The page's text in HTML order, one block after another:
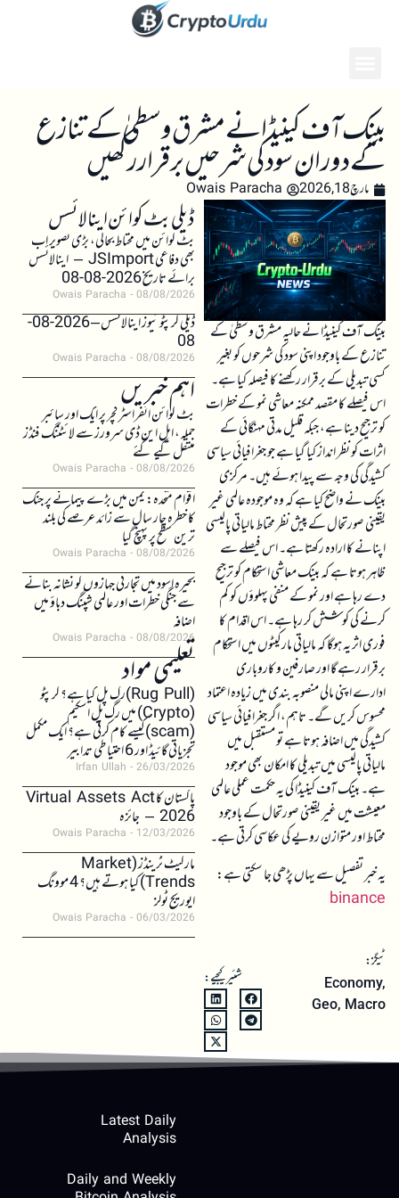
بینک آف کینیڈا نے مشرق وسطیٰ کے تنازع
کے دوران سود کی شرحیں برقرار رکھیں
مارچ 18, 2026 Owais Paracha
بینک آف کینیڈا نے حالیہ مشرق وسطیٰ کے
تنازع کے باوجود اپنی سود کی شرحوں کو بغیر
کسی تبدیلی کے برقرار رکھنے کا فیصلہ کیا ہے۔
اس فیصلے کا مقصد ممکنہ معاشی نمو کے خطرات
کو ترجیح دینا ہے، جبکہ قلیل مدتی مہنگائی کے
اثرات کو نظر انداز کیا گیا ہے جو جغرافیائی سیاسی
کشیدگی کی وجہ سے پیدا ہوئے ہیں۔ مرکزی
بینک نے واضح کیا ہے کہ وہ موجودہ عالمی غیر
یقینی صورتحال کے پیش نظر محتاط مالیاتی پالیسی
اپنانے کا ارادہ رکھتا ہے۔ اس فیصلے سے
ظاہر ہوتا ہے کہ بینک معاشی استحکام کو ترجیح
دے رہا ہے اور نمو کے منفی پہلوؤں کو کم
کرنے کی کوشش کر رہا ہے۔ اس اقدام کا
فوری اثر یہ ہوگا کہ مالیاتی مارکیٹوں میں استحکام
برقرار رہے گا اور صارفین و کاروباری
ادارے اپنی مالی منصوبہ بندی میں زیادہ اعتماد
محسوس کریں گے۔ تاہم، اگر جغرافیائی سیاسی
کشیدگی میں اضافہ ہوتا ہے تو مستقبل میں
مالیاتی پالیسی میں تبدیلی کا امکان بھی موجود
ہے۔ بینک آف کینیڈا کی یہ حکمت عملی عالمی
معیشت میں غیر یقینی صورتحال کے باوجود
محتاط اور متوازن رویے کی عکاسی کرتی ہے۔
یہ خبر تفصیل سے یہاں پڑھی جا سکتی ہے:
binance
ٹیگز:
Economy,
Geo, Macro
شئیر کیجیے:
ڈیلی بٹ کوائن اینالائسس
بٹ کوائن میں محتاط بحالی، بڑی تصویر اب
بھی دفاعی JSImport – اینالائسس
برائے تاریخ 2026-08-08
Owais Paracha 08/08/2026
ڈیلی کرپٹو نیوز اینالائسس – 2026-08-
08
Owais Paracha 08/08/2026
اہم خبریں
بٹ کوائن انفراسٹرکچر پر ایک اور سائبر
حملہ، ایل این ڈی سرورز سے لائٹننگ فنڈز
منتقل کیے گئے
Owais Paracha 08/08/2026
اقوام متحدہ: یمن میں بڑے پیمانے پر جنگ
کا خطرہ چار سال سے زائد عرصے کی بلند
ترین سطح پر پہنچ گیا
Owais Paracha 08/08/2026
بحیرہ اسود میں تجارتی جہازوں کو نشانہ بنانے
سے جنگی خطرات اور عالمی شپنگ دباؤ میں
اضافہ
Owais Paracha 08/08/2026
تعلیمی مواد(Rug Pull)رگ پل کیا ہے؟ کرپٹو
(Crypto) میں رگ پل اسکیم
(scam)کیسے کام کرتی ہے؟ ایک مکمل
تجزیاتی گائیڈ اور 6 احتیاطی تدابیر
Irfan Ullah 26/03/2026
پاکستان کا Virtual Assets Act
2026 – جائزہ
Owais Paracha 12/03/2026
مارکیٹ ٹرینڈز (Market
Trends) کیا ہوتے ہیں؟ 4 موونگ
ایوریج ٹولز
Owais Paracha 06/03/2026
Latest Daily
Analysis
Daily and Weekly